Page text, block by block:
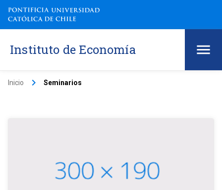
Instituto de Economía
Inicio keyboard_arrow_right Seminarios